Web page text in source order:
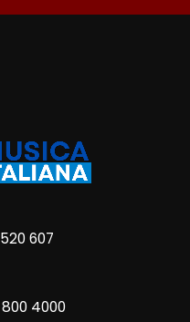
607
4000